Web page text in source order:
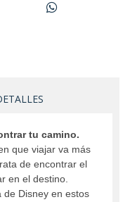
tu camino.
que viajar va más
de encontrar el
en el destino.
de Disney en estos